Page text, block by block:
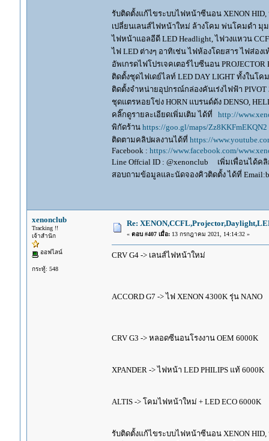
รับติดตั้งแก้ไขระบบไฟหน้าซีนอน XENON
เปลี่ยนเลนส์ไฟหน้าใหม่ ล้างโคม พ่นโคมดำ มุ
ไฟหน้าแอลอีดี LED Headlight, ไฟวงแหวน
ไฟ LED ต่างๆ อาทิเช่น ไฟห้องโดยสาร ไฟส่อ
อัพเกรดไฟโปรเจคเตอร์ไบซีนอน
ติดตั้งชุดไฟเดย์ไลท์ LED DAY LIGHT ทั้งในโ
ติดตั้งจำหน่ายอุปกรณ์กล่องคันเร่งไฟฟ้า PIVOT
ชุดแตรหอยโข่ง HORN แบรนด์ดัง DENSO,
คลิ๊กดูรายละเอียดเพิ่มเติม ได้ที่ http://
พิกัดร้าน https://goo.gl/maps/Zz8KKFmEKQN2
ติดตามคลิปผลงานได้ที่ https://
Facebook : https://www.facebook.com/
Line Offcial ID : @xenonclub เพิ่มเพื่อนได้ค
สอบถามข้อมูลและนัดจองคิวติดตั้ง ได้ที่
xenonclub
Tracking !!
เจ้าสำนัก
ออฟไลน์
กระทู้: 548
Re:
« ตอบ #407 เมื่อ:13 กรกฎาคม 2021, 14:14:32 »
CRV G4 -> เลนส์ไฟหน้าใหม่
ACCORD G7 -> ไฟ XENON 4300K รุ่น NANO
CRV G3 -> หลอดซีนอนโรงงาน OEM 6000K
XPANDER -> ไฟหน้า LED PHILIPS แท้ 6000K
ALTIS -> โคมไฟหน้าใหม่ + LED ECO 6000K
รับติดตั้งแก้ไขระบบไฟหน้าซีนอน XENON